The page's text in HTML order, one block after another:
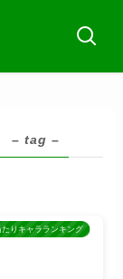
– tag –
りキャラランキング